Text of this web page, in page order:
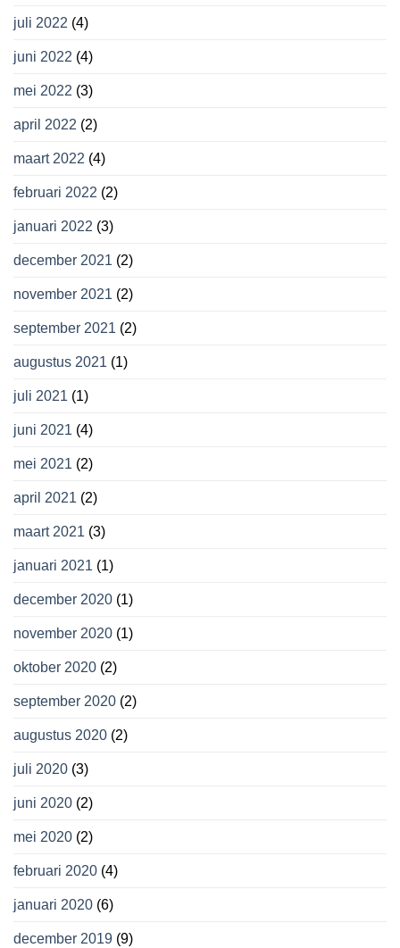
juli 2022 (4)
juni 2022 (4)
mei 2022 (3)
april 2022 (2)
maart 2022 (4)
februari 2022 (2)
januari 2022 (3)
december 2021 (2)
november 2021 (2)
september 2021 (2)
augustus 2021 (1)
juli 2021 (1)
juni 2021 (4)
mei 2021 (2)
april 2021 (2)
maart 2021 (3)
januari 2021 (1)
december 2020 (1)
november 2020 (1)
oktober 2020 (2)
september 2020 (2)
augustus 2020 (2)
juli 2020 (3)
juni 2020 (2)
mei 2020 (2)
februari 2020 (4)
januari 2020 (6)
december 2019 (9)